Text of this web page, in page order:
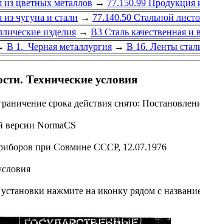
цветных металлов → 77.150.99 Продукция
чугуна и стали → 77.140.50 Стальной
изделия → В3 Сталь качественная и
В 1. Черная металлургия → В 16. Ленты
Технические условия
срока действия снято:
версии NormaCS
при Совмине СССР, 12.07.1976
нажмите на иконку рядом с